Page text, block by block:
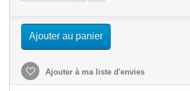
Ajouter au panier
Ajouter à ma liste d'envies